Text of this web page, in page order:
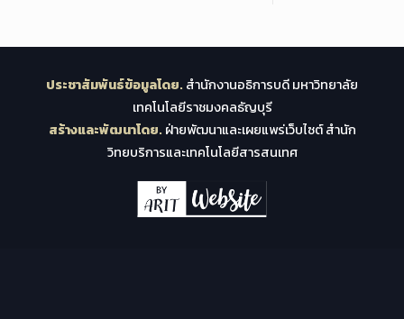
ประชาสัมพันธ์ข้อมูลโดย. สำนักงานอธิการบดี มหาวิทยาลัย
เทคโนโลยีราชมงคลธัญบุรี
สร้างและพัฒนาโดย. ฝ่ายพัฒนาและเผยแพร่เว็บไซต์ สำนัก
วิทยบริการและเทคโนโลยีสารสนเทศ